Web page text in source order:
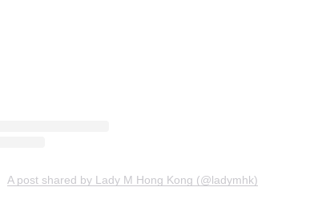
A post shared by Lady M Hong Kong (@ladymhk)